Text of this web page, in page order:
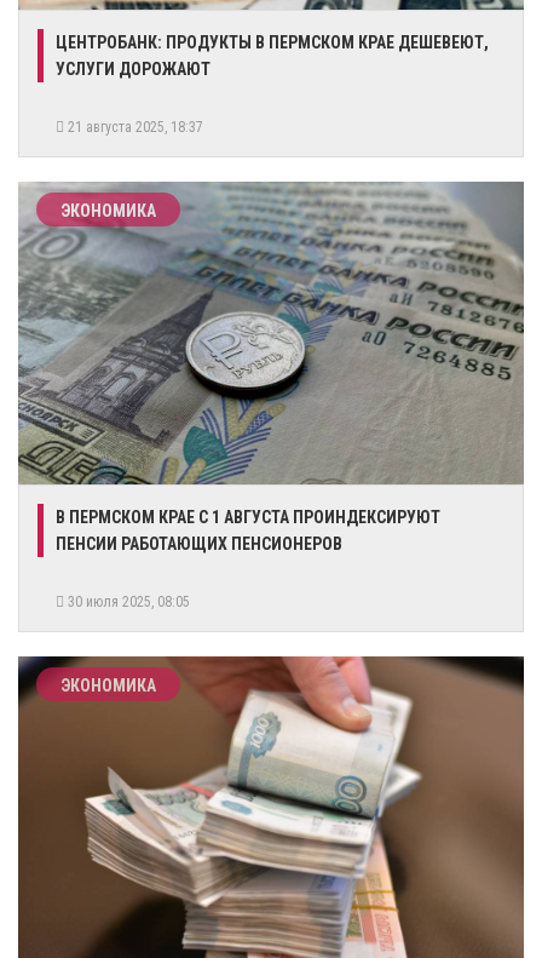
ЦЕНТРОБАНК: ПРОДУКТЫ В ПЕРМСКОМ КРАЕ ДЕШЕВЕЮТ,
УСЛУГИ ДОРОЖАЮТ
21 августа 2025, 18:37
ЭКОНОМИКА
В ПЕРМСКОМ КРАЕ С 1 АВГУСТА ПРОИНДЕКСИРУЮТ
ПЕНСИИ РАБОТАЮЩИХ ПЕНСИОНЕРОВ
30 июля 2025, 08:05
ЭКОНОМИКА